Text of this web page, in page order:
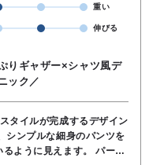
重い
伸びる
りギャザー×シャツ風デ
ック／
タイルが完成するデザイン
うに見えます。 パーカ